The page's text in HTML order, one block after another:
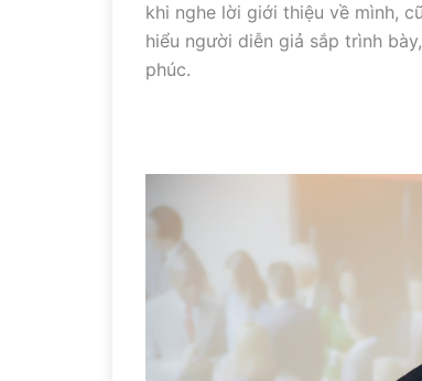
khi nghe lời giới thiệu về mình,
hiểu người diễn giả sắp trình
phúc.